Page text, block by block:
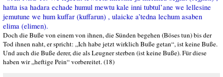
hatta isa hadara echade humul mewtu kale inni tubtul’ane we lellesine
jemutune we hum kuffar (kuffarun) , ulaicke a’tedna lechum asaben
elima (elimen).
Doch die Buße von einem von ihnen, die Sünden begehen (Böses tun) bis der
Tod ihnen naht, er spricht: „Ich habe jetzt wirklich Buße getan“, ist keine Buße.
Und auch die Buße derer, die als Leugner sterben (ist keine Buße). Für diese
haben wir „heftige Pein“ vorbereitet. (18)